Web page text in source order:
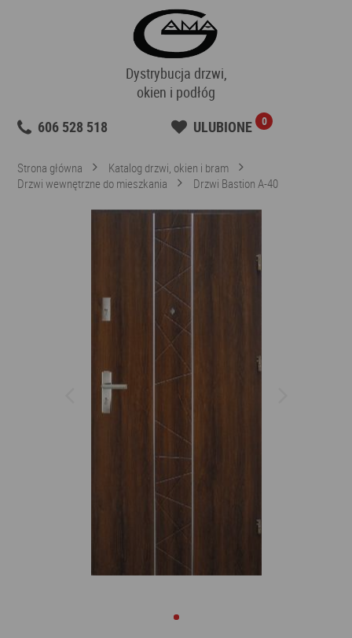
Dystrybucja drzwi,
okien i podłóg
606 528 518
ULUBIONE 0
Strona główna
Katalog drzwi, okien i bram
Drzwi wewnętrzne do mieszkania
Drzwi Bastion A-40